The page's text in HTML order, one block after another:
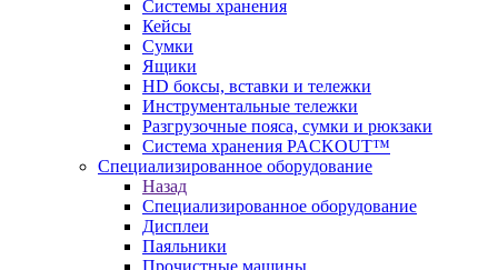
Системы хранения
Кейсы
Сумки
Ящики
HD боксы, вставки и тележки
Инструментальные тележки
Разгрузочные пояса, сумки и рюкзаки
Система хранения PACKOUT™
Специализированное оборудование
Назад
Специализированное оборудование
Дисплеи
Паяльники
Прочистные машины